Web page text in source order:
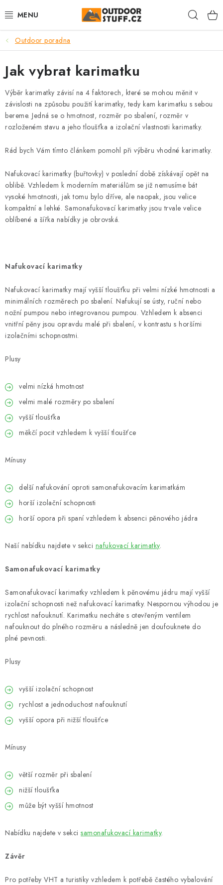
na
🏕️VÝPRODEJ
CAMPING A TURISTIKA
VAŘIČE A NÁDOBÍ
BUSHCRAFT
OBLEČENÍ
ČELOVKY A SVÍTILNY
JÍDLO NA CESTY
Věrnostní program
Outdoor poradna
Jak vybrat karimatku
Výběr karimatky závisí na 4 faktorech, které se mohou měnit v
závislosti na způsobu použití karimatky, tedy kam karimatku s sebou
bereme. Jedná se o hmotnost, rozměr po sbalení, rozměr v
rozloženém stavu a jeho tloušťka a izolační vlastnosti karimatky.
Rád bych Vám tímto článkem pomohl při výběru vhodné karimatky.
Nafukovací karimatky (buřtovky) v poslední době získávají opět na
oblibě. Vzhledem k moderním materiálům se již nemusíme bát
vysoké hmotnosti, jak tomu bylo dříve, ale naopak, jsou velice
kompaktní a lehké. Samonafukovací karimatky jsou trvale velice
oblíbené a šířka nabídky je obrovská.
Nafukovací karimatky
Nafukovací karimatky mají vyšší tloušťku při velmi nízké hmotnosti a
minimálních rozměrech po sbalení. Nafukují se ústy, ruční nebo
nožní pumpou nebo integrovanou pumpou. Vzhledem k absenci
vnitřní pěny jsou opravdu malé při sbalení, v kontrastu s horšími
izolačními schopnostmi.
Plusy
velmi nízká hmotnost
velmi malé rozměry po sbalení
vyšší tloušťka
měkčí pocit vzhledem k vyšší tloušťce
Mínusy
delší nafukování oproti samonafukovacím karimatkám
horší izolační schopnosti
horší opora při spaní vzhledem k absenci pěnového jádra
Naší nabídku najdete v sekci nafukovací karimatky.
Samonafukovací karimatky
Samonafukovací karimatky vzhledem k pěnovému jádru mají vyšší
izolační schopnosti než nafukovací karimatky. Nespornou výhodou je
rychlost nafouknutí. Karimatku necháte s otevřeným ventilem
nafouknout do plného rozměru a následně jen doufouknete do
plné pevnosti.
Plusy
vyšší izolační schopnost
rychlost a jednoduchost nafouknutí
vyšší opora při nižší tloušťce
Mínusy
větší rozměr při sbalení
nižší tloušťka
může být vyšší hmotnost
Nabídku najdete v sekci samonafukovací karimatky.
Závěr
Pro potřeby VHT a turistiky vzhledem k potřebě častého vybalování